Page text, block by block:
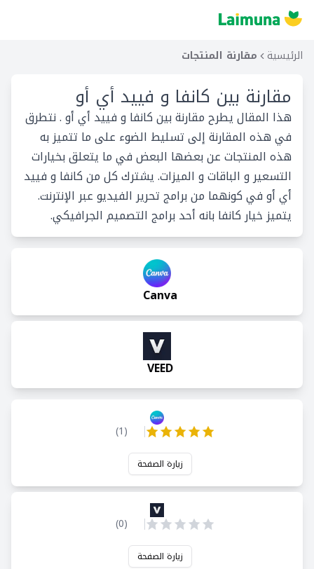
الرئيسية مقارنة المنتجات
مقارنة بين كانفا و فييد أي أو
هذا المقال يطرح مقارنة بين كانفا و فييد أي أو . نتطرق
في هذه المقارنة إلى تسليط الضوء على ما تتميز به
هذه المنتجات عن بعضها البعض في ما يتعلق بخيارات
التسعير و الباقات و الميزات. يشترك كل من كانفا و فييد
أي أو في كونهما من برامج تحرير الفيديو عبر الإنترنت.
يتميز خيار كانفا بانه أحد برامج التصميم الجرافيكي.
Canva
VEED
(
1
)
زيارة الصفحة
(
0
)
زيارة الصفحة